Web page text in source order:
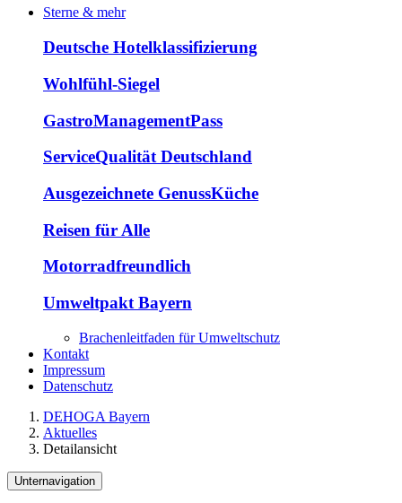
Sterne & mehr
Deutsche Hotelklassifizierung
Wohlfühl-Siegel
GastroManagementPass
ServiceQualität Deutschland
Ausgezeichnete GenussKüche
Reisen für Alle
Motorradfreundlich
Umweltpakt Bayern
Brachenleitfaden für Umweltschutz
Kontakt
Impressum
Datenschutz
DEHOGA Bayern
Aktuelles
Detailansicht
Unternavigation